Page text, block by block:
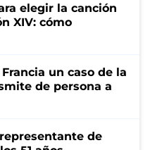
elegir la canción
XIV: cómo
un caso de la
de persona a
de